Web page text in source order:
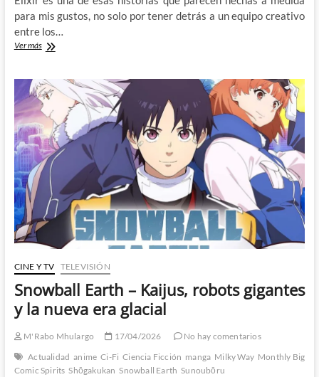
para mis gustos, no solo por tener detrás a un equipo creativo
entre los…
Ver másLa
la
tecnología
en
Elixir,
de
Barbiere,
Mammone
y
Santos
CINE Y TV TELEVISIÓN
Snowball Earth – Kaijus, robots gigantes
y la nueva era glacial
M'Rabo Mhulargo 17/04/2026
No hay comentarios
Actualidad anime Ci-Fi Ciencia Ficción manga Milky Way Monthly Big
Comic Spirits Shōgakukan Snowball Earth Sunoubōru